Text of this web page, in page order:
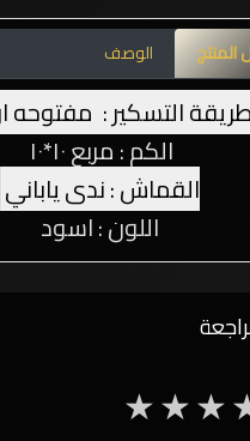
المنتج الوصف
طريقة التسكير : مفتوحه
الكم : مربع ١٠*١٠
القماش : ندى ياباني
اللون : اسود
4 stars 3 stars 2 stars 1